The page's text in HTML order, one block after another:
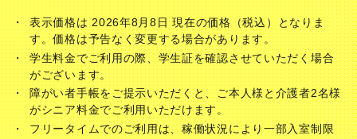
表示価格は 2026年8月8日 現在の価格（税込）となりま
す。価格は予告なく変更する場合があります。
学生料金でご利用の際、学生証を確認させていただく場合
がございます。
障がい者手帳をご提示いただくと、ご本人様と介護者2名様
がシニア料金でご利用いただけます。
フリータイムでのご利用は、稼働状況により一部入室制限